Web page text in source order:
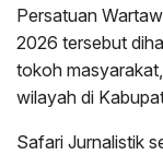
Persatuan
2026 tersebut
tokoh
wilayah di
Safari Jurnalistik